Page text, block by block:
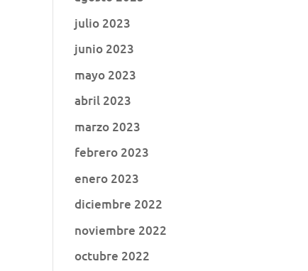
julio 2023
junio 2023
mayo 2023
abril 2023
marzo 2023
febrero 2023
enero 2023
diciembre 2022
noviembre 2022
octubre 2022